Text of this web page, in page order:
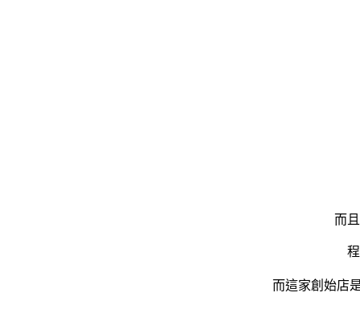
而
而這家創始店